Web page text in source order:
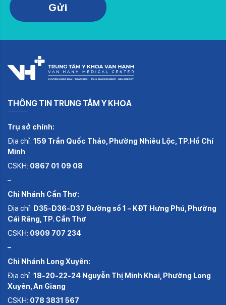
THÔNG TIN TRUNG TÂM Y KHOA
Trụ sở chính:
Địa chỉ: 159 Trần Quốc Thảo, Phường Nhiêu Lộc, TP.Hồ Chí
Minh
CSKH: 0867 01 09 08
–
Chi Nhánh Cần Thơ:
Địa chỉ: D35-D36-D37 Đường số 1 – KĐT Hưng Phú, Phường
Cái Răng, TP. Cần Thơ
CSKH: 0909 707 234
–
Chi Nhánh Long Xuyên:
Địa chỉ: 18-20-22-24 Nguyễn Thị Minh Khai, Phường Long
Xuyên, An Giang
CSKH: 078 3831 567
Gửi